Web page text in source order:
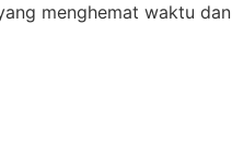
menghemat waktu dan